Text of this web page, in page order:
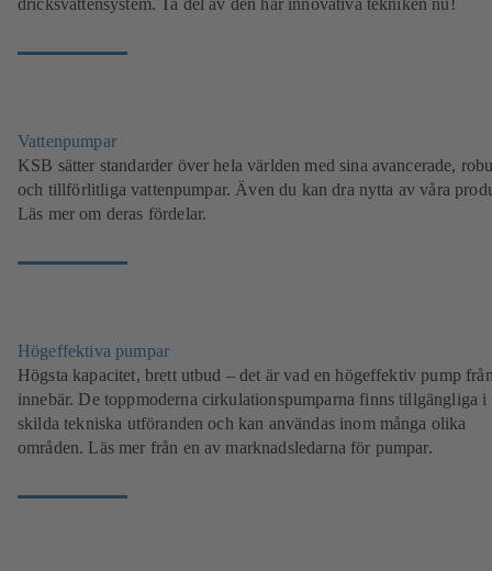
dricksvattensystem. Ta del av den här innovativa tekniken nu!
Vattenpumpar
KSB sätter standarder över hela världen med sina avancerade,
och tillförlitliga vattenpumpar. Även du kan dra nytta av våra
Läs mer om deras fördelar.
Högeffektiva pumpar
Högsta kapacitet, brett utbud – det är vad en högeffektiv pump
innebär. De toppmoderna cirkulationspumparna finns tillgängliga
skilda tekniska utföranden och kan användas inom många olika
områden. Läs mer från en av marknadsledarna för pumpar.